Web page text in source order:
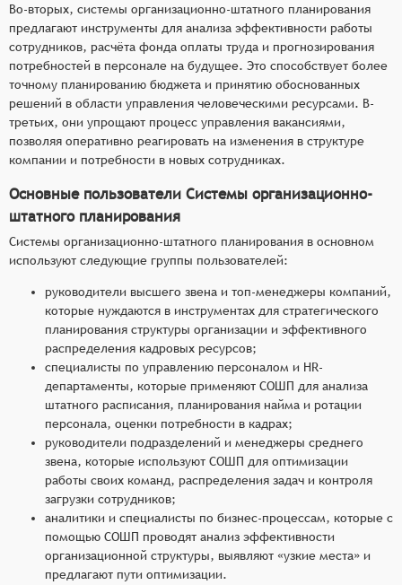
Во-вторых, системы организационно-штатного планирования
предлагают инструменты для анализа эффективности работы
сотрудников, расчёта фонда оплаты труда и прогнозирования
потребностей в персонале на будущее. Это способствует более
точному планированию бюджета и принятию обоснованных
решений в области управления человеческими ресурсами. В-
третьих, они упрощают процесс управления вакансиями,
позволяя оперативно реагировать на изменения в структуре
компании и потребности в новых сотрудниках.
Основные пользователи Системы организационно-
штатного планирования
Системы организационно-штатного планирования в основном
используют следующие группы пользователей:
руководители высшего звена и топ-менеджеры компаний,
которые нуждаются в инструментах для стратегического
планирования структуры организации и эффективного
распределения кадровых ресурсов;
специалисты по управлению персоналом и HR-
департаменты, которые применяют СОШП для анализа
штатного расписания, планирования найма и ротации
персонала, оценки потребности в кадрах;
руководители подразделений и менеджеры среднего
звена, которые используют СОШП для оптимизации
работы своих команд, распределения задач и контроля
загрузки сотрудников;
аналитики и специалисты по бизнес-процессам, которые с
помощью СОШП проводят анализ эффективности
организационной структуры, выявляют «узкие места» и
предлагают пути оптимизации.